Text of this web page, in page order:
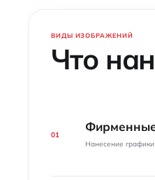
ВИДЫ ИЗОБРАЖЕНИЙ
Что
01
Нанесение